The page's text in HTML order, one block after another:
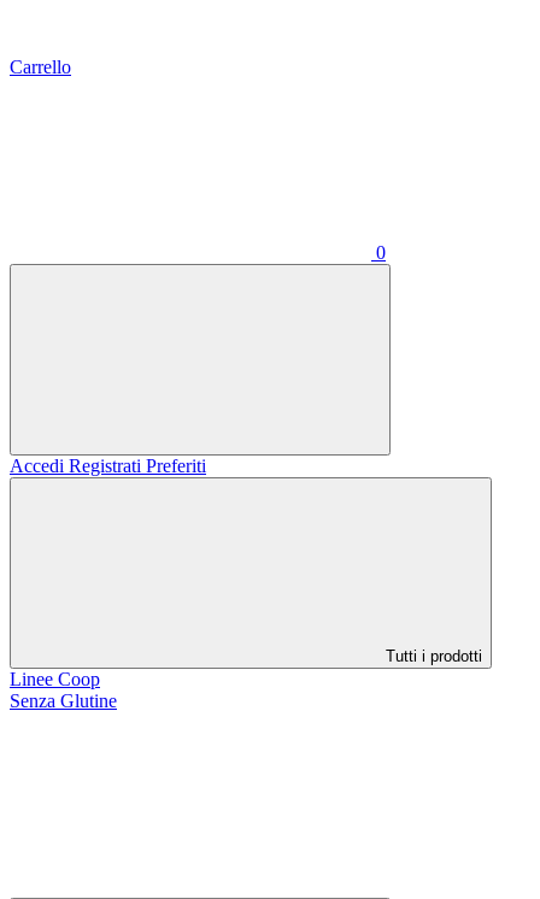
Carrello
0
Accedi Registrati Preferiti
Tutti i prodotti
Linee Coop
Senza Glutine